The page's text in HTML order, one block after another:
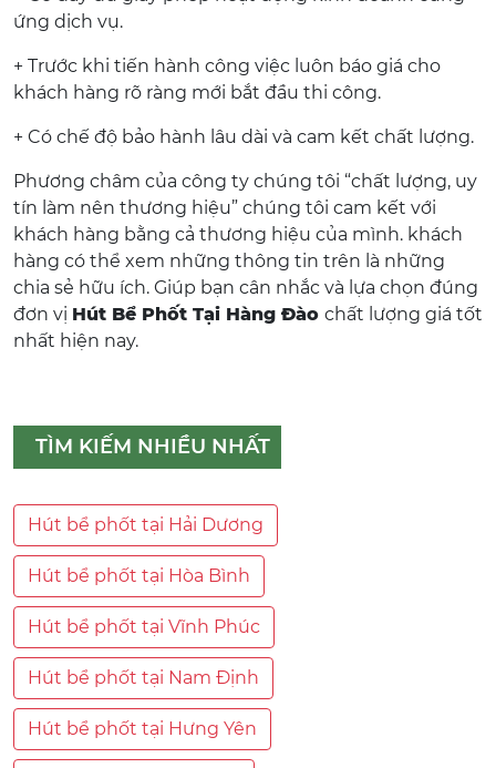
ứng dịch vụ.
+ Trước khi tiến hành công việc luôn báo giá cho
khách hàng rõ ràng mới bắt đầu thi công.
+ Có chế độ bảo hành lâu dài và cam kết chất lượng.
Phương châm của công ty chúng tôi “chất lượng, uy
tín làm nên thương hiệu” chúng tôi cam kết với
khách hàng bằng cả thương hiệu của mình. khách
hàng có thể xem những thông tin trên là những
chia sẻ hữu ích. Giúp bạn cân nhắc và lựa chọn đúng
đơn vị Hút Bể Phốt Tại Hàng Đào chất lượng giá tốt
nhất hiện nay.
TÌM KIẾM NHIỀU NHẤT
Hút bể phốt tại Hải Dương
Hút bể phốt tại Hòa Bình
Hút bể phốt tại Vĩnh Phúc
Hút bể phốt tại Nam Định
Hút bể phốt tại Hưng Yên